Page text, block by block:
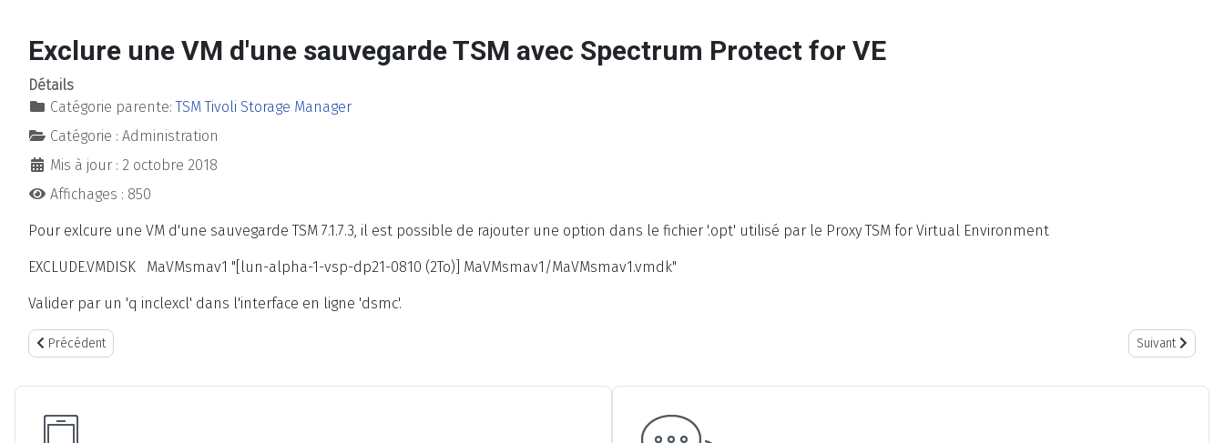
Exclure une VM d'une sauvegarde TSM avec Spectrum Protect for VE
Détails
Catégorie parente:TSM Tivoli Storage Manager
Catégorie : Administration
Mis à jour : 2 octobre 2018
Affichages : 850
Pour exlcure une VM d'une sauvegarde TSM 7.1.7.3, il est possible de rajouter une option dans le fichier '.opt' utilisé par le Proxy TSM for Virtual Environment
EXCLUDE.VMDISK MaVMsmav1 "[lun-alpha-1-vsp-dp21-0810 (2To)] MaVMsmav1/MaVMsmav1.vmdk"
Valider par un 'q inclexcl' dans l'interface en ligne 'dsmc'.
Article précédent : Effacer un Filespace TSM de Windows
Précédent Article suivant
Suivant